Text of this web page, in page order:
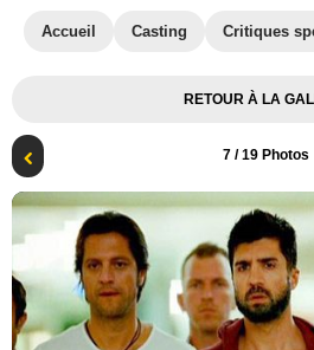
Accueil Casting Critiques
RETOUR À LA
7/ 19 Photos